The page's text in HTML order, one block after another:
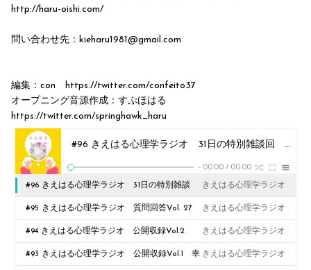
http://haru-oishi.com/
問い合わせ先：kieharu1981@gmail.com
編集：con https://twitter.com/confeito37
オープニング音源作成：すぷほはる
https://twitter.com/springhawk_haru
#96 きえはる心理学ラジオ 31日の特別雑談回 公開収録会場からのコメント返しと、番組からの大切なお知らせ
- 00:00 / 00:00
#96 きえはる心理学ラジオ 31日の特別雑談
回 公開収録会場からのコメント返しと、番組
からの大切なお知らせ
きえはる心理学ラジオ
#95 きえはる心理学ラジオ 質問回答Vol. 27
at 公開収録！
きえはる心理学ラジオ
#94 きえはる心理学ラジオ 公開収録Vol.2
「ポジティブ」の在り方を通して、子育てや自
きえはる心理学ラジオ
#93 きえはる心理学ラジオ 公開収録Vol.1 幸 きえはる心理学ラジオ